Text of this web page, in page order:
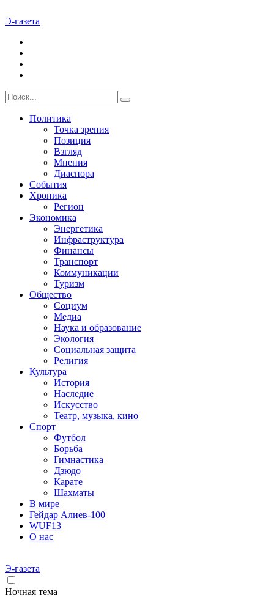
Э-газета
Политика
Точка зрения
Позиция
Взгляд
Мнения
Диаспора
События
Хроника
Регион
Экономика
Энергетика
Инфраструктура
Финансы
Транспорт
Коммуникации
Туризм
Общество
Социум
Медиа
Наука и образование
Экология
Социальная защита
Религия
Культура
История
Наследие
Искусство
Театр, музыка, кино
Спорт
Футбол
Борьба
Гимнастика
Дзюдо
Карате
Шахматы
В мире
Гейдар Алиев-100
WUF13
О нас
Э-газета
Ночная тема